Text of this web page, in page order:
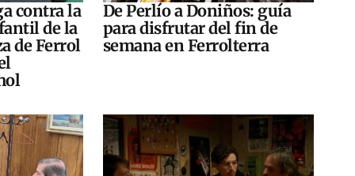
contra la
de la
de Ferrol
De Perlío a Doniños: guía
para disfrutar del fin de
semana en Ferrolterra